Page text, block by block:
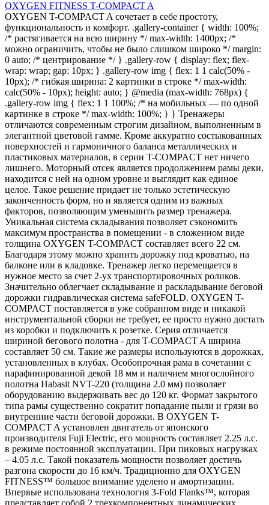
OXYGEN FITNESS T-COMPACT A
OXYGEN T-COMPACT A сочетает в себе простоту,
функциональность и комфорт. .gallery-container { width: 100%;
/* растягивается на всю ширину */ max-width: 1400px; /*
можно ограничить, чтобы не было слишком широко */ margin:
0 auto; /* центрирование */ } .gallery-row { display: flex; flex-
wrap: wrap; gap: 10px; } .gallery-row img { flex: 1 1 calc(50% -
10px); /* гибкая ширина: 2 картинки в строке */ max-width:
calc(50% - 10px); height: auto; } @media (max-width: 768px) {
.gallery-row img { flex: 1 1 100%; /* на мобильных — по одной
картинке в строке */ max-width: 100%; } } Тренажеры
отличаются современным строгим дизайном, выполненным в
элегантной цветовой гамме. Кроме аккуратно состыкованных
поверхностей и гармоничного баланса металлических и
пластиковых материалов, в серии T-COMPACT нет ничего
лишнего. Моторный отсек является продолжением рамы деки,
находится с ней на одном уровне и выглядит как единое
целое. Такое решение придает не только эстетическую
законченность форм, но и является одним из важных
факторов, позволяющим уменьшить размер тренажера.
Уникальная система складывания позволяет сэкономить
максимум пространства в помещении - в сложенном виде
толщина OXYGEN T-COMPACT составляет всего 22 см.
Благодаря этому можно хранить дорожку под кроватью, на
балконе или в кладовке. Тренажер легко перемещается в
нужное место за счет 2-ух транспортировочных роликов.
Значительно облегчает складывание и раскладывание беговой
дорожки гидравлическая система safeFOLD. OXYGEN T-
COMPACT поставляется в уже собранном виде и никакой
инструментальной сборки не требует, ее просто нужно достать
из коробки и подключить к розетке. Серия отличается
шириной бегового полотна - для T-COMPACT A ширина
составляет 50 см. Такие же размеры используются в дорожках,
установленных в клубах. Особопрочная рама в сочетании с
парафинированной декой 18 мм и наличием многослойного
полотна Habasit NVT-220 (толщина 2.0 мм) позволяет
оборудованию выдерживать вес до 120 кг. Формат закрытого
типа рамы существенно сократит попадание пыли и грязи во
внутренние части беговой дорожки. В OXYGEN T-
COMPACT A установлен двигатель от японского
производителя Fuji Electric, его мощность составляет 2.25 л.с.
в режиме постоянной эксплуатации. При пиковых нагрузках
– 4.05 л.с. Такой показатель мощности позволяет достичь
разгона скорости до 16 км/ч. Традиционно для OXYGEN
FITNESS™ большое внимание уделено и амортизации.
Впервые использована технология 3-Fold Flanks™, которая